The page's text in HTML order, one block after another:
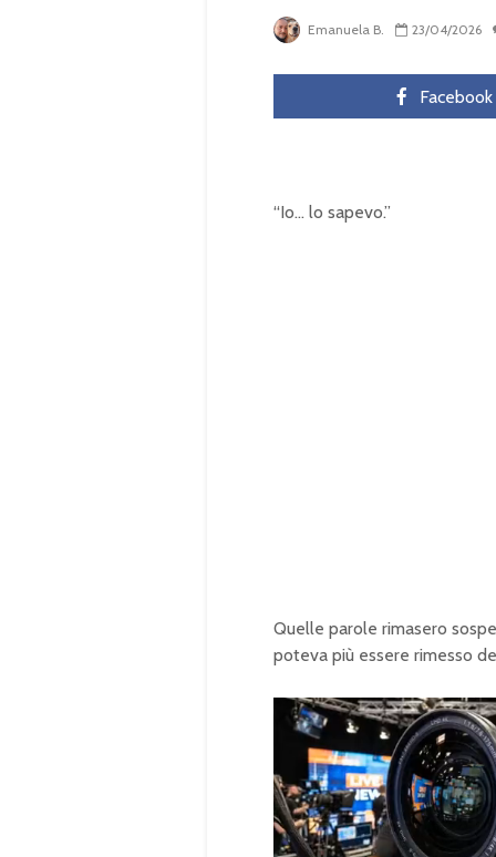
Emanuela B. 23/04/2026
Facebook
“Io… lo sapevo.”
Quelle parole rimasero
poteva più essere rimesso